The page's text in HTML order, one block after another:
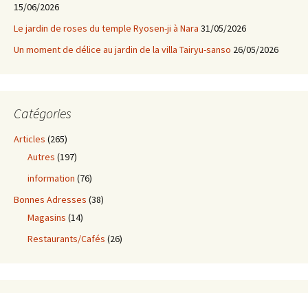
15/06/2026
Le jardin de roses du temple Ryosen-ji à Nara 31/05/2026
Un moment de délice au jardin de la villa Tairyu-sanso 26/05/2026
Catégories
Articles (265)
Autres (197)
information (76)
Bonnes Adresses (38)
Magasins (14)
Restaurants/Cafés (26)